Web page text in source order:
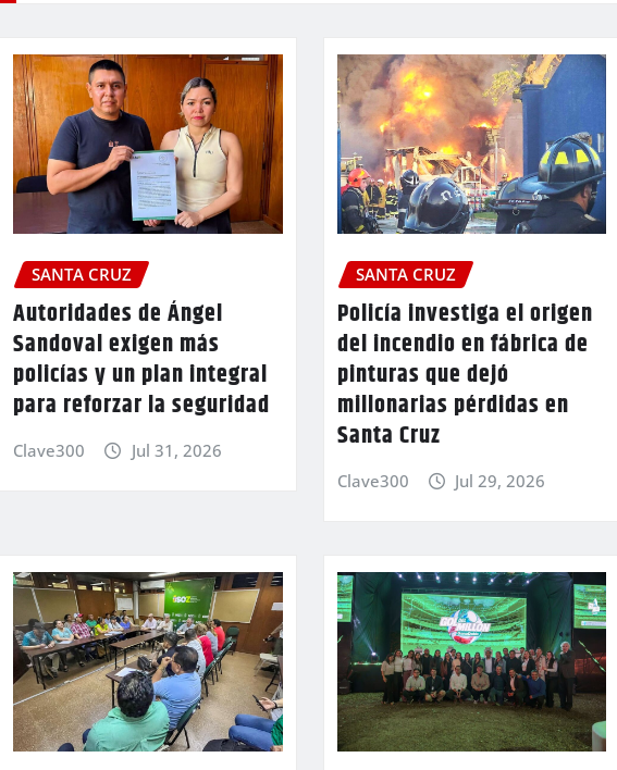
SANTA CRUZ
Autoridades de Ángel
Sandoval exigen más
policías y un plan integral
para reforzar la seguridad
Clave300 Jul 31, 2026
SANTA CRUZ
Policía investiga el origen
del incendio en fábrica de
pinturas que dejó
millonarias pérdidas en
Santa Cruz
Clave300 Jul 29, 2026